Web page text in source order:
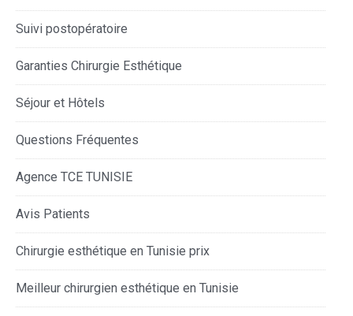
Suivi postopératoire
Garanties Chirurgie Esthétique
Séjour et Hôtels
Questions Fréquentes
Agence TCE TUNISIE
Avis Patients
Chirurgie esthétique en Tunisie prix
Meilleur chirurgien esthétique en Tunisie